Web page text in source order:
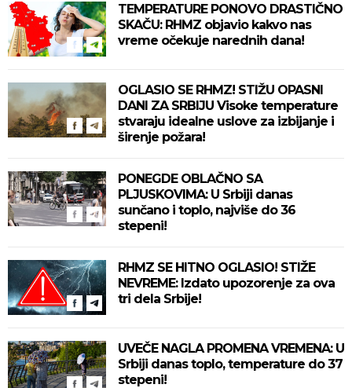
TEMPERATURE PONOVO DRASTIČNO
SKAČU: RHMZ objavio kakvo nas
vreme očekuje narednih dana!
OGLASIO SE RHMZ! STIŽU OPASNI
DANI ZA SRBIJU Visoke temperature
stvaraju idealne uslove za izbijanje i
širenje požara!
PONEGDE OBLAČNO SA
PLJUSKOVIMA: U Srbiji danas
sunčano i toplo, najviše do 36
stepeni!
RHMZ SE HITNO OGLASIO! STIŽE
NEVREME: Izdato upozorenje za ova
tri dela Srbije!
UVEČE NAGLA PROMENA VREMENA: U
Srbiji danas toplo, temperature do 37
stepeni!